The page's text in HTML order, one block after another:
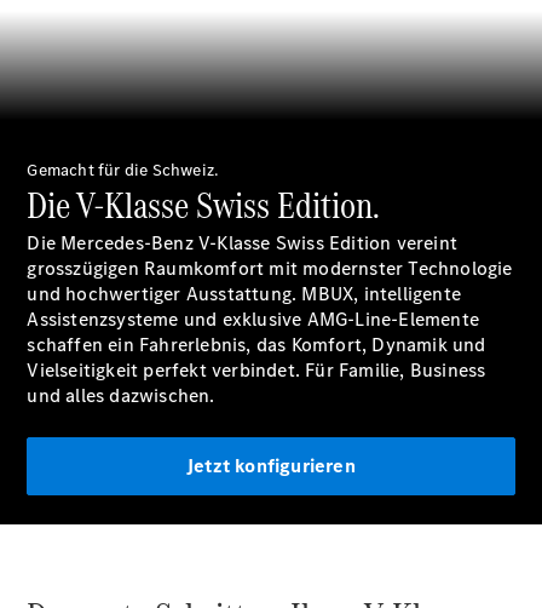
Servicetermin
buchen
Über uns
Unternehmen
Gemacht für die Schweiz.
Die V-Klasse Swiss Edition.
Die Mercedes-Benz V-Klasse Swiss Edition vereint
grosszügigen Raumkomfort mit modernster Technologie
und hochwertiger Ausstattung. MBUX, intelligente
Assistenzsysteme und exklusive AMG-Line-Elemente
schaffen ein Fahrerlebnis, das Komfort, Dynamik und
Vielseitigkeit perfekt verbindet. Für Familie, Business
und alles dazwischen.
Jetzt konfigurieren